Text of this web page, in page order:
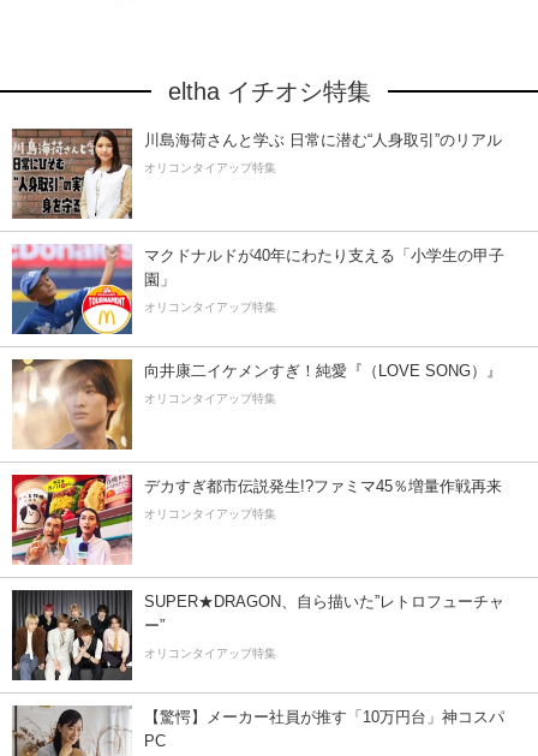
eltha イチオシ特集
川島海荷さんと学ぶ 日常に潜む“人身取引”のリアル
オリコンタイアップ特集
マクドナルドが40年にわたり支える「小学生の甲子
園」
オリコンタイアップ特集
向井康二イケメンすぎ！純愛『（LOVE SONG）』
オリコンタイアップ特集
デカすぎ都市伝説発生!?ファミマ45％増量作戦再来
オリコンタイアップ特集
SUPER★DRAGON、自ら描いた”レトロフューチャ
ー”
オリコンタイアップ特集
【驚愕】メーカー社員が推す「10万円台」神コスパ
PC